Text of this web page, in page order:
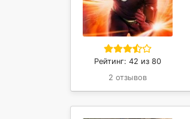
Рейтинг: 42 из 80
2 отзывов